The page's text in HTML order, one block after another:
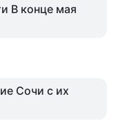
В конце мая
Сочи с их